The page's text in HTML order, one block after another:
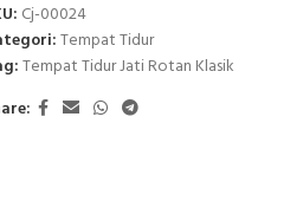
Cj-00024
Tempat Tidur
Tempat Tidur Jati Rotan Klasik